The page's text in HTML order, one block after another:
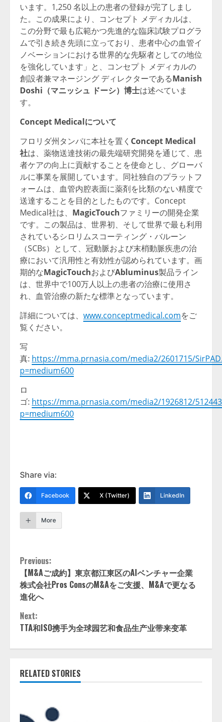
います。1,250 名以上の患者の登録が完了しまし
た。この成果により、コンセプト メディカルは、
この分野で最も広範かつ先進的な臨床試験プログラ
ムで引き続き先頭に立っており、患者中心の血管イ
ノベーションにおける世界的な先駆者としての地位
を強化しています」と、コンセプト メディカルの
創設者兼マネージング ディレクターであるManish
Doshi （マニッシュ ドーシ）博士は述べていま
す。
Concept Medicalについて
フロリダ州タンパに本社を置く Concept Medical
社は、薬物送達技術の最先端研究開発を通じて、患
者ケアの向上に貢献することを使命とし、グローバ
ルに事業を展開しています。同社独自のプラットフ
ォームは、血管内腔表面に薬剤を比類のない精度で
送達することを目的としたものです。Concept
Medical社は、 MagicTouchファミリーの開発企業
です。この製品は、世界初、そして世界で最も利用
されているシロリムスコーティング・バルーン
（SCBs）として、冠動脈および末梢動脈疾患の治
療において汎用性と有効性が認められています。画
期的なMagicTouchおよびAbluminus製品ライン
は、世界中で100万人以上の患者の治療に使用さ
れ、血管治療の新たな標準となっています。
詳細については、 www.conceptmedical.comをご
覧ください。
写
真: https://mma.prnasia.com/media2/2601715/
p=medium600
ロ
ゴ: https://mma.prnasia.com/media2/1926812/
p=medium600
Share via:
Facebook X (Twitter) LinkedIn
More
Continue
Reading
Previous:
【M&Aご成約】東京都江東区のAIベンチャー企業
株式会社Pros ConsのM&Aをご支援、M&Aで更なる
進化へ
Next:
TTA和ISO携手为全球园艺和食品生产业带来变革
RELATED STORIES